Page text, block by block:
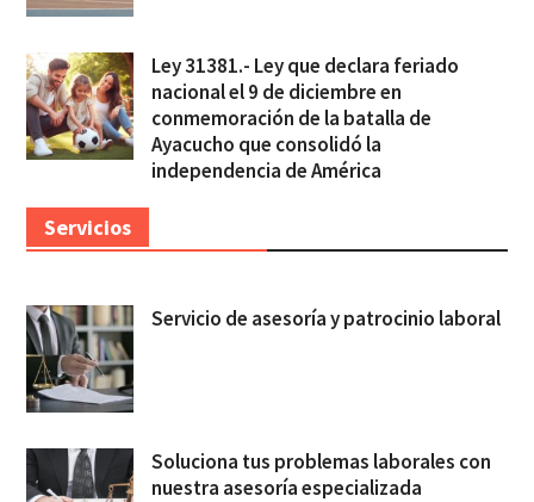
Ley 31381.- Ley que declara feriado
nacional el 9 de diciembre en
conmemoración de la batalla de
Ayacucho que consolidó la
independencia de América
Servicios
Servicio de asesoría y patrocinio laboral
Soluciona tus problemas laborales con
nuestra asesoría especializada